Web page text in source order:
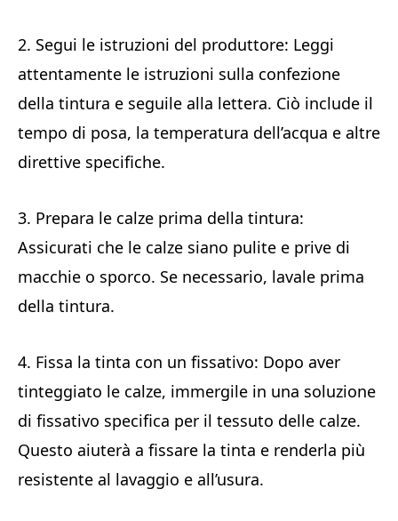
2. Segui le istruzioni del produttore: Leggi
attentamente le istruzioni sulla confezione
della tintura e seguile alla lettera. Ciò include il
tempo di posa, la temperatura dell’acqua e altre
direttive specifiche.
3. Prepara le calze prima della tintura:
Assicurati che le calze siano pulite e prive di
macchie o sporco. Se necessario, lavale prima
della tintura.
4. Fissa la tinta con un fissativo: Dopo aver
tinteggiato le calze, immergile in una soluzione
di fissativo specifica per il tessuto delle calze.
Questo aiuterà a fissare la tinta e renderla più
resistente al lavaggio e all’usura.